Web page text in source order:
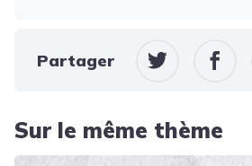
Partager
Sur le même thème